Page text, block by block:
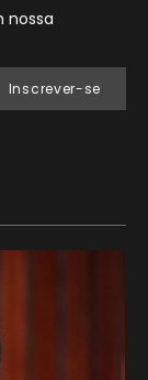
nossa
Inscrever-se